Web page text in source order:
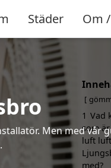
Städer Om
Men med vår
1 Vad
som
luft luft
med?